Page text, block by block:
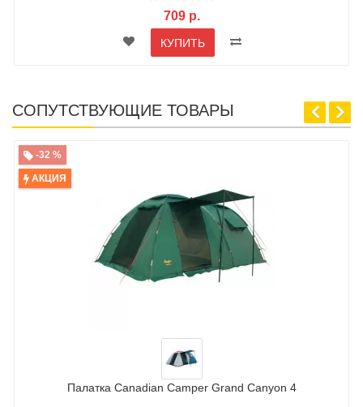
709 р.
КУПИТЬ
СОПУТСТВУЮЩИЕ ТОВАРЫ
-32 %
АКЦИЯ
Палатка Canadian Camper Grand Canyon 4